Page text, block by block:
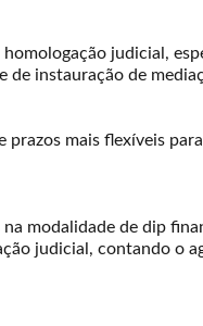
judicial,
instauração de
mais flexíveis
modalidade de dip
judicial, contando o